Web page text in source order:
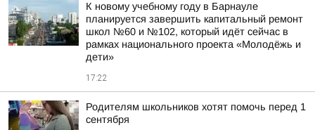
К новому учебному году в Барнауле
планируется завершить капитальный ремонт
школ №60 и №102, который идёт сейчас в
рамках национального проекта «Молодёжь и
дети»
17:22
Родителям школьников хотят помочь перед 1
сентября